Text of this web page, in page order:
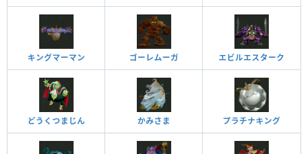
キングマーマン ゴーレムーガ エビルエスターク
どうくつまじん かみさま プラチナキング